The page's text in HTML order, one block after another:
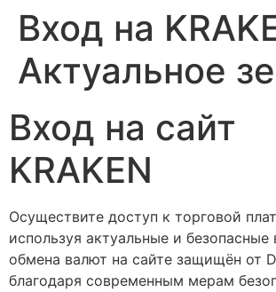
Вход на
Актуальное
Вход на сайт
KRAKEN
Осуществите доступ к торговой
используя актуальные и
обмена валют на сайте защищён от
благодаря современным мерам